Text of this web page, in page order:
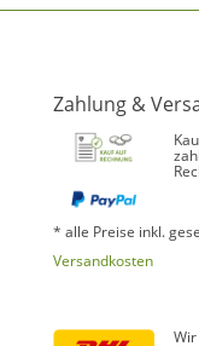
Zahlung &
* alle Preise inkl.
Versandkosten